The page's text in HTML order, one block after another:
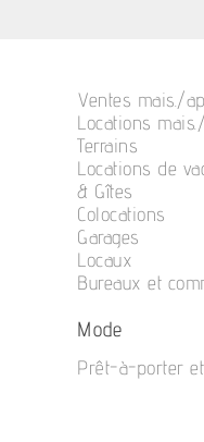
Ventes mais./
Locations
Terrains
Locations de
& Gîtes
Colocations
Garages
Locaux
Bureaux et
Mode
Prêt-à-porter et